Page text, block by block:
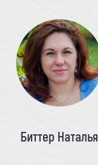
Биттер Наталья